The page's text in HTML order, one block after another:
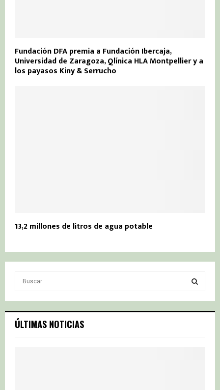
Fundación DFA premia a Fundación Ibercaja,
Universidad de Zaragoza, Qlínica HLA Montpellier y a
los payasos Kiny & Serrucho
13,2 millones de litros de agua potable
c
h
S
ÚLTIMAS NOTICIAS